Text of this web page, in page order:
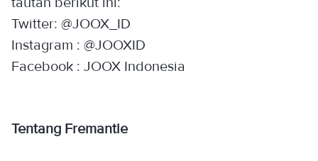
Twitter: @JOOX_ID
Instagram : @JOOXID
Facebook : JOOX Indonesia
Tentang Fremantle